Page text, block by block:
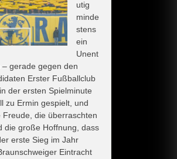
utig
minde
stens
ein
Unent
gerade gegen den
Erster Fußballclub
der ersten Spielminute
zu Ermin gespielt, und
Freude, die überraschten
die große Hoffnung, dass
erste Sieg im Jahr
Eintracht